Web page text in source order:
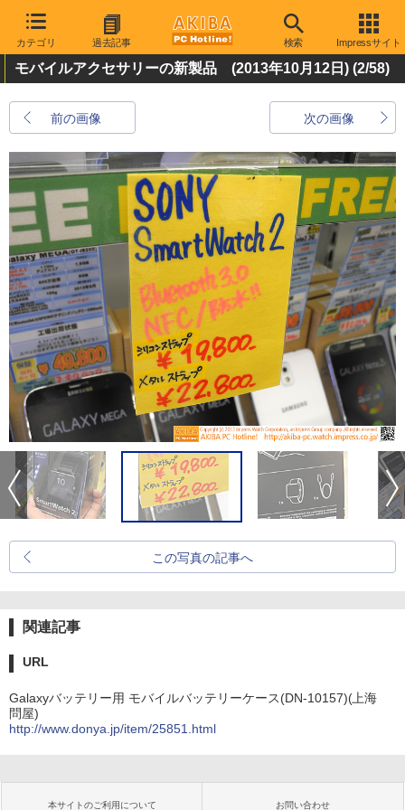
カテゴリ 過去記事 検索 Impressサイト
モバイルアクセサリーの新製品 (2013年10月12日) (2/58)
前の画像 次の画像
この写真の記事へ
関連記事
URL
Galaxyバッテリー用 モバイルバッテリーケース(DN-10157)(上海
問屋)
http://www.donya.jp/item/25851.html
本サイトのご利用について お問い合わせ